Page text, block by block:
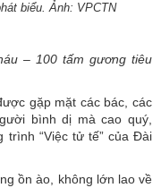
biểu. Ảnh: VPCTN
– 100 tấm gương tiêu
gặp mặt các bác, các
bình dị mà cao quý,
trình “Việc tử tế” của Đài
ồn ào, không lớn lao về